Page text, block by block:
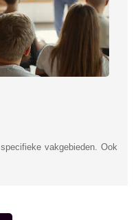
vakgebieden. Ook